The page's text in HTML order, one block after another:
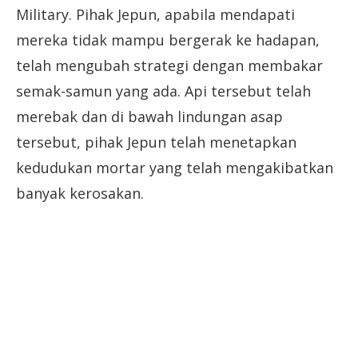
Military. Pihak Jepun, apabila mendapati
mereka tidak mampu bergerak ke hadapan,
telah mengubah strategi dengan membakar
semak-samun yang ada. Api tersebut telah
merebak dan di bawah lindungan asap
tersebut, pihak Jepun telah menetapkan
kedudukan mortar yang telah mengakibatkan
banyak kerosakan.